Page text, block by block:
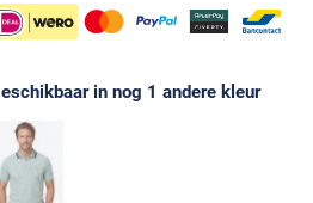
in nog 1 andere kleur